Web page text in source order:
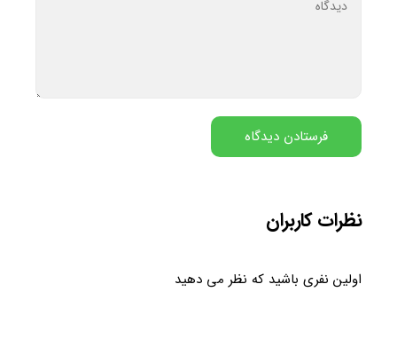
نظرات کاربران
اولین نفری باشید که نظر می دهید